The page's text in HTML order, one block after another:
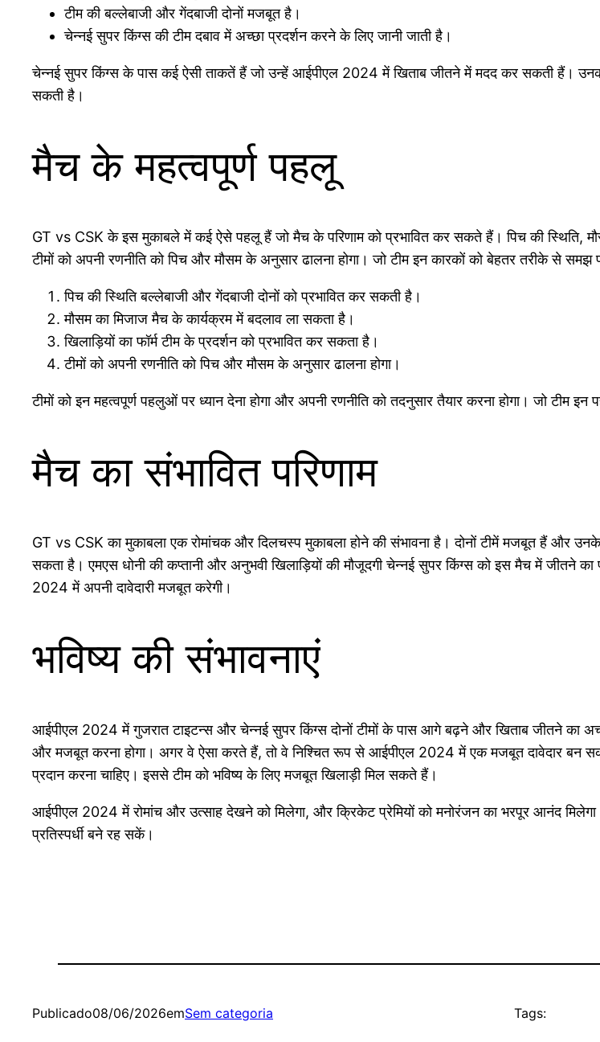
टीम की बल्लेबाजी और गेंदबाजी दोनों मजबूत है।
चेन्नई सुपर किंग्स की टीम दबाव में अच्छा प्रदर्शन करने के लिए जानी जाती है।
चेन्नई सुपर किंग्स के पास कई ऐसी ताकतें हैं जो उन्हें आईपीएल 2024 में खिताब जीतने में मदद कर सकती हैं।
सकती है।
मैच के महत्वपूर्ण पहलू
GT vs CSK के इस मुकाबले में कई ऐसे पहलू हैं जो मैच के परिणाम को प्रभावित कर सकते हैं। पिच की स्थिति,
टीमों को अपनी रणनीति को पिच और मौसम के अनुसार ढालना होगा। जो टीम इन कारकों को बेहतर तरीके से समझ
पिच की स्थिति बल्लेबाजी और गेंदबाजी दोनों को प्रभावित कर सकती है।
मौसम का मिजाज मैच के कार्यक्रम में बदलाव ला सकता है।
खिलाड़ियों का फॉर्म टीम के प्रदर्शन को प्रभावित कर सकता है।
टीमों को अपनी रणनीति को पिच और मौसम के अनुसार ढालना होगा।
टीमों को इन महत्वपूर्ण पहलुओं पर ध्यान देना होगा और अपनी रणनीति को तदनुसार तैयार करना होगा। जो टीम
मैच का संभावित परिणाम
GT vs CSK का मुकाबला एक रोमांचक और दिलचस्प मुकाबला होने की संभावना है। दोनों टीमें मजबूत हैं और
सकता है। एमएस धोनी की कप्तानी और अनुभवी खिलाड़ियों की मौजूदगी चेन्नई सुपर किंग्स को इस मैच में जीतने
2024 में अपनी दावेदारी मजबूत करेगी।
भविष्य की संभावनाएं
आईपीएल 2024 में गुजरात टाइटन्स और चेन्नई सुपर किंग्स दोनों टीमों के पास आगे बढ़ने और खिताब जीतने का
और मजबूत करना होगा। अगर वे ऐसा करते हैं, तो वे निश्चित रूप से आईपीएल 2024 में एक मजबूत दावेदार बन
प्रदान करना चाहिए। इससे टीम को भविष्य के लिए मजबूत खिलाड़ी मिल सकते हैं।
आईपीएल 2024 में रोमांच और उत्साह देखने को मिलेगा, और क्रिकेट प्रेमियों को मनोरंजन का भरपूर आनंद
प्रतिस्पर्धी बने रह सकें।
Publicado08/06/2026emSem categoria Tags: